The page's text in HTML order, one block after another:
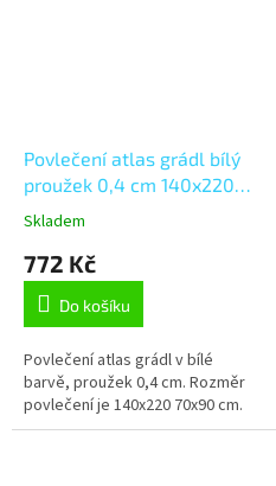
Povlečení atlas grádl bílý
proužek 0,4 cm 140x220,
70x90 cm
Skladem
772 Kč
Do košíku
Povlečení atlas grádl v bílé
barvě, proužek 0,4 cm. Rozměr
povlečení je 140x220 70x90 cm.